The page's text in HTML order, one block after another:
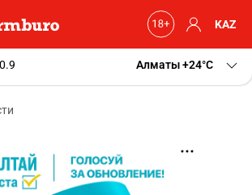
KAZ
Алматы+24 C